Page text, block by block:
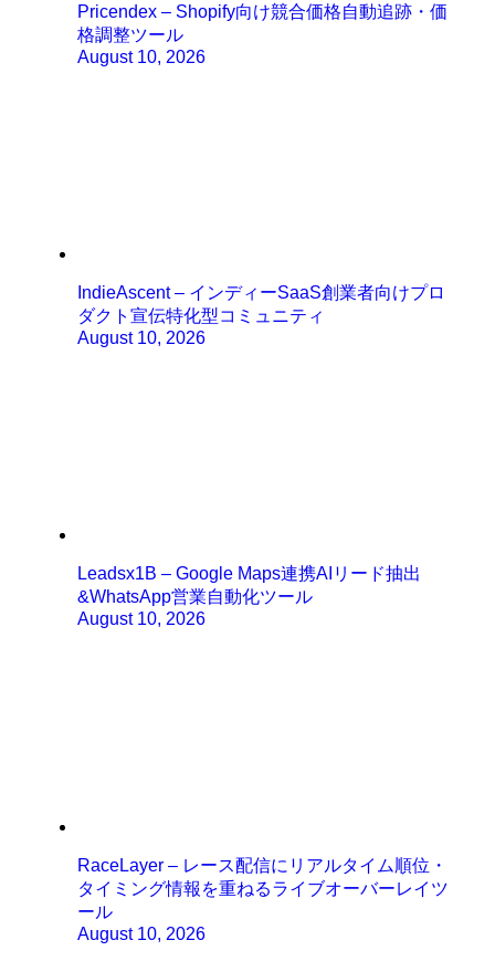
Pricendex – Shopify向け競合価格自動追跡・価
格調整ツール
August 10, 2026
IndieAscent – インディーSaaS創業者向けプロ
ダクト宣伝特化型コミュニティ
August 10, 2026
Leadsx1B – Google Maps連携AIリード抽出
&WhatsApp営業自動化ツール
August 10, 2026
RaceLayer – レース配信にリアルタイム順位・
タイミング情報を重ねるライブオーバーレイツ
ール
August 10, 2026